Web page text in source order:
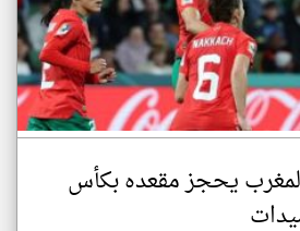
يحجز مقعده بكأس